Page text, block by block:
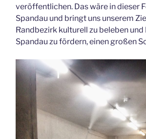
veröffentlichen. Das wäre in dieser
Spandau und bringt uns unserem
Randbezirk kulturell zu beleben und
Spandau zu fördern, einen großen